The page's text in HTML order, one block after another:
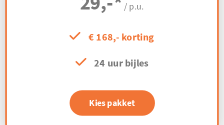
/ p.u.
€ 168,- korting
24 uur bijles
Kies pakket